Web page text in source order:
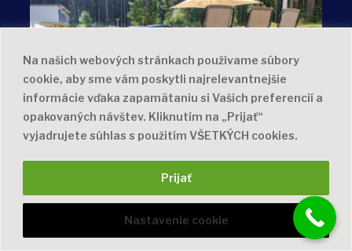
Na našich webových stránkach používame súbory
cookie, aby sme vám poskytli najrelevantnejšie
informácie vďaka zapamätaniu si Vašich preferencií a
opakovaných návštev. Kliknutím na „Prijať“
vyjadrujete súhlas s použitím VŠETKÝCH cookies.
Nastavenie cookie
Prijať